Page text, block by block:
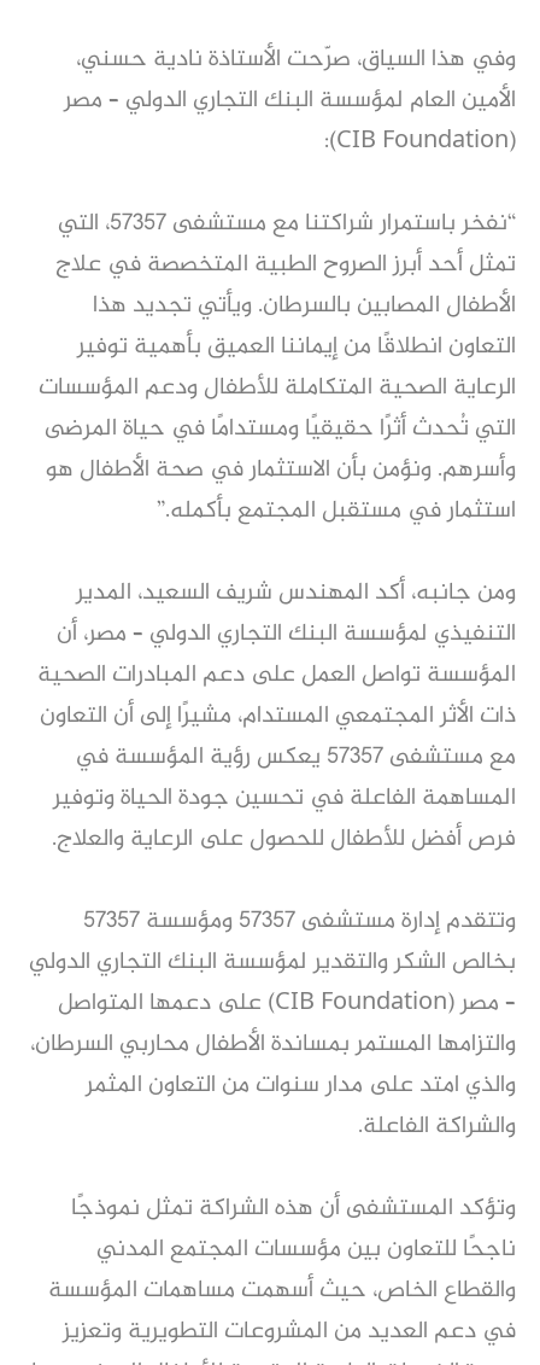
وفي هذا السياق، صرّحت الأستاذة نادية حسني،
الأمين العام لمؤسسة البنك التجاري الدولي – مصر
(CIB Foundation):
“نفخر باستمرار شراكتنا مع مستشفى 57357، التي
تمثل أحد أبرز الصروح الطبية المتخصصة في علاج
الأطفال المصابين بالسرطان. ويأتي تجديد هذا
التعاون انطلاقًا من إيماننا العميق بأهمية توفير
الرعاية الصحية المتكاملة للأطفال ودعم المؤسسات
التي تُحدث أثرًا حقيقيًا ومستدامًا في حياة المرضى
وأسرهم. ونؤمن بأن الاستثمار في صحة الأطفال هو
استثمار في مستقبل المجتمع بأكمله.”
ومن جانبه، أكد المهندس شريف السعيد، المدير
التنفيذي لمؤسسة البنك التجاري الدولي – مصر، أن
المؤسسة تواصل العمل على دعم المبادرات الصحية
ذات الأثر المجتمعي المستدام، مشيرًا إلى أن التعاون
مع مستشفى 57357 يعكس رؤية المؤسسة في
المساهمة الفاعلة في تحسين جودة الحياة وتوفير
فرص أفضل للأطفال للحصول على الرعاية والعلاج.
وتتقدم إدارة مستشفى 57357 ومؤسسة 57357
بخالص الشكر والتقدير لمؤسسة البنك التجاري الدولي
– مصر (CIB Foundation) على دعمها المتواصل
والتزامها المستمر بمساندة الأطفال محاربي السرطان،
والذي امتد على مدار سنوات من التعاون المثمر
والشراكة الفاعلة.
وتؤكد المستشفى أن هذه الشراكة تمثل نموذجًا
ناجحًا للتعاون بين مؤسسات المجتمع المدني
والقطاع الخاص، حيث أسهمت مساهمات المؤسسة
في دعم العديد من المشروعات التطويرية وتعزيز